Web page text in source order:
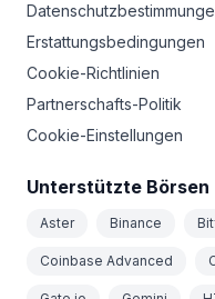
Erstattungsbedingungen
Cookie-Richtlinien
Partnerschafts-Politik
Cookie-Einstellungen
Unterstützte Börsen
Aster Binance
Coinbase Advanced